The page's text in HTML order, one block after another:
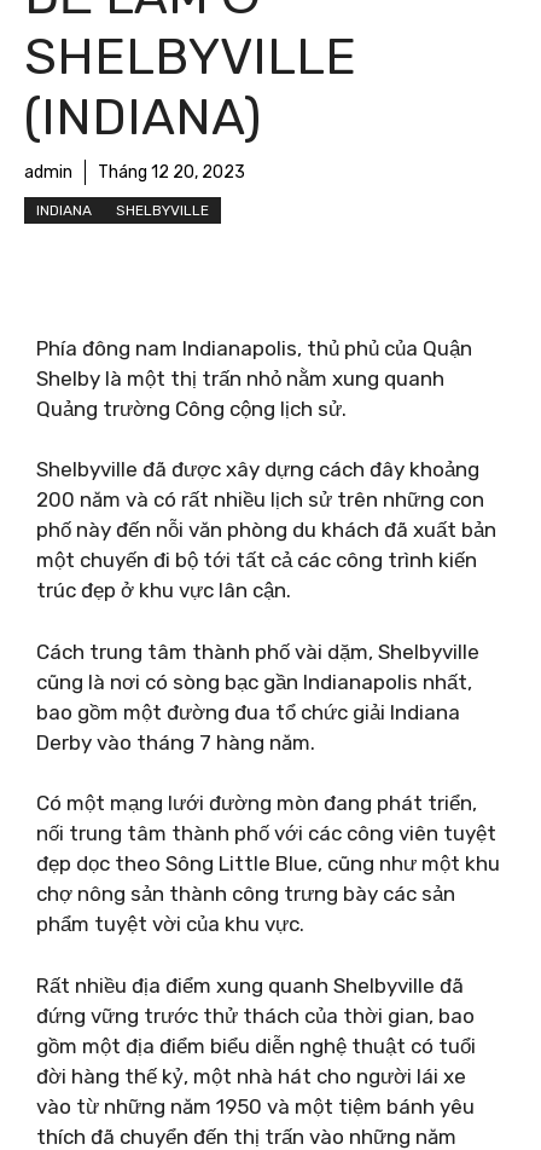
SHELBYVILLE
(INDIANA)
admin Tháng 12 20, 2023
INDIANA SHELBYVILLE
Phía đông nam Indianapolis, thủ phủ của Quận
Shelby là một thị trấn nhỏ nằm xung quanh
Quảng trường Công cộng lịch sử.
Shelbyville đã được xây dựng cách đây khoảng
200 năm và có rất nhiều lịch sử trên những con
phố này đến nỗi văn phòng du khách đã xuất bản
một chuyến đi bộ tới tất cả các công trình kiến ​​
trúc đẹp ở khu vực lân cận.
Cách trung tâm thành phố vài dặm, Shelbyville
cũng là nơi có sòng bạc gần Indianapolis nhất,
bao gồm một đường đua tổ chức giải Indiana
Derby vào tháng 7 hàng năm.
Có một mạng lưới đường mòn đang phát triển,
nối trung tâm thành phố với các công viên tuyệt
đẹp dọc theo Sông Little Blue, cũng như một khu
chợ nông sản thành công trưng bày các sản
phẩm tuyệt vời của khu vực.
Rất nhiều địa điểm xung quanh Shelbyville đã
đứng vững trước thử thách của thời gian, bao
gồm một địa điểm biểu diễn nghệ thuật có tuổi
đời hàng thế kỷ, một nhà hát cho người lái xe
vào từ những năm 1950 và một tiệm bánh yêu
thích đã chuyển đến thị trấn vào những năm